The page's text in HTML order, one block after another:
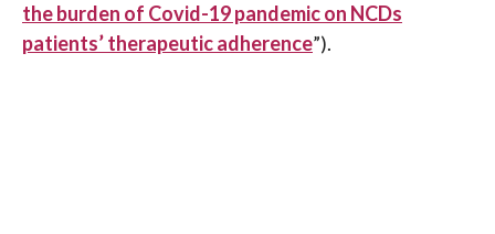
the burden of Covid-19 pandemic on NCDs
patients’ therapeutic adherence”).